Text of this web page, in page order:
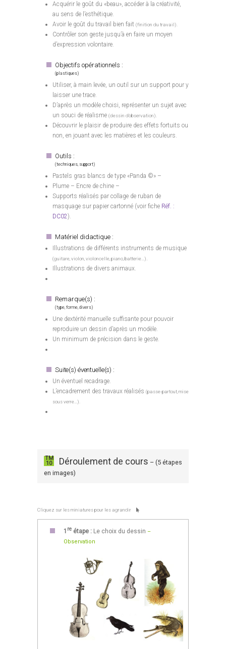
Acquérir le goût du «beau», accéder à la créativité,
au sens de l’esthétique.
Avoir le goût du travail bien fait (finition du travail).
Contrôler son geste jusqu’à en faire un moyen
d’expression volontaire.
Objectifs opérationnels :
(plastiques)
Utiliser, à main levée, un outil sur un support pour y
laisser une trace.
D’après un modèle choisi, représenter un sujet avec
un souci de réalisme (dessin d’observation).
Découvrir le plaisir de produire des effets fortuits ou
non, en jouant avec les matières et les couleurs.
Outils :
(techniques, support)
Pastels gras blancs de type «Panda ©» –
Plume – Encre de chine –
Supports réalisés par collage de ruban de
masquage sur papier cartonné (voir fiche Réf. :
DC02).
Matériel didactique :
Illustrations de différents instruments de musique
(guitare, violon, violoncelle, piano, batterie…).
Illustrations de divers animaux.
Remarque(s) :
(type, forme, divers)
Une dextérité manuelle suffisante pour pouvoir
reproduire un dessin d’après un modèle.
Un minimum de précision dans le geste.
Suite(s) éventuelle(s) :
Un éventuel recadrage.
L’encadrement des travaux réalisés (passe-partout, mise
sous verre…).
TM
10 Déroulement de cours – (5 étapes
en images)
Cliquez sur les miniatures pour les agrandir
1 re étape : Le choix du dessin –
Observation